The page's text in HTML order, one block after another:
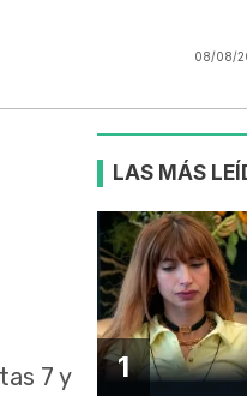
08/08/
7 y
LAS MÁS
1